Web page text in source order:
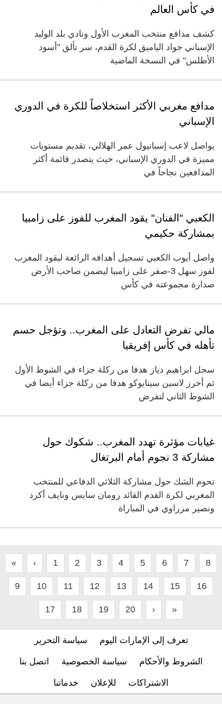
في كأس العالم
كشف مدافع منتخب المغرب الأول ونادي بلد الوليد
الإسباني جواد الياميق لكرة القدم، سر تألق "أسود
الأطلس" في النسخة الماضية
مدافع مغربي الأكثر استخلاصاً للكرة في الدوري
الإسباني
يواصل لاعب إسبانيول عمر الهلالي، تقديم مستويات
مميزة في الدوري الإسباني، حيث يتصدر قائمة أكثر
المدافعين نجاحاً في
الكعبي "الفنان" يقود المغرب للفوز على زامبيا
بمشاركة حكيمي
واصل أيوب الكعبي تسجيل أهدافه الرائعة ‌ليقود المغرب
لفوز سهل 3-صفر على زامبيا ليضمن صاحب الأرض
صدارة مجموعته في كأس
مالي تفرض التعادل على المغرب.. وتؤجل حسم
تأهله في كأس إفريقيا
سجل ابراهيم دياز هدفا من ‌ركلة جزاء في الشوط الأول
ثم أحرز لاسين سينايوكو هدفا من ركلة جزاء أيضا في
الشوط الثاني لتفرض
غيابات مؤثرة تهدد المغرب.. شكوك حول
مشاركة 3 نجوم أمام البرتغال
تحوم الشك حول مشاركة الثلاثي الدفاعي للمنتخب
المغربي لكرة القدم القائد رومان سايس ونايف أكرد
ونصير مزراوي في المباراة
« ‹ 1 2 3 4 5 6 7 8
9 10 11 12 13 14 15 16
17 18 19 20 › »
تعرف إلى الإمارات اليوم سياسة التحرير
الشروط والأحكام سياسة الخصوصية اتصل بنا
الاشتراكات للإعلان خدماتنا